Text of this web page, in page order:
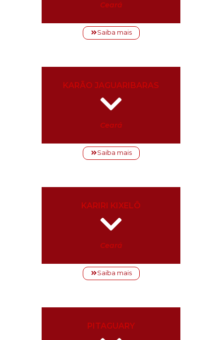
Ceará
Saiba mais
KARÃO JAGUARIBARAS
Ceará
Saiba mais
KARIRI KIXELÔ
Ceará
Saiba mais
PITAGUARY